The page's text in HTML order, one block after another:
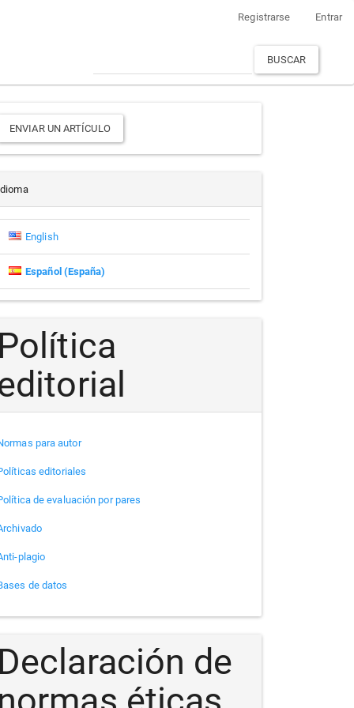
Registrarse Entrar
BUSCAR
ENVIAR UN ARTÍCULO
English
Español (España)
Política
para autor
editoriales
de evaluación por pares
plagio
de datos
Declaración de